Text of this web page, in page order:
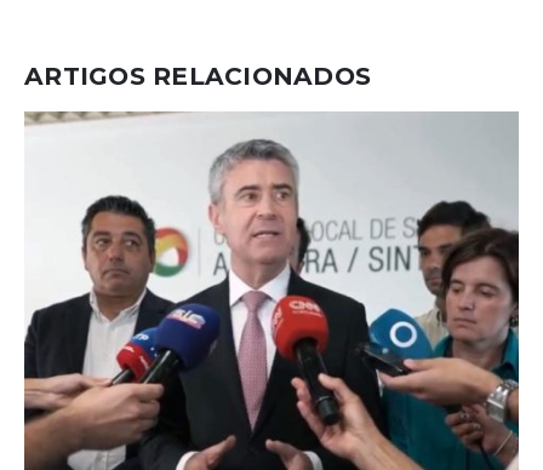
ARTIGOS RELACIONADOS